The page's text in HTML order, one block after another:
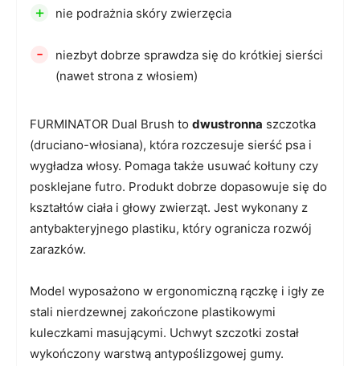
FURMINATOR Dual Brush to dwustronna szczotka
(druciano-włosiana), która rozczesuje sierść psa i
wygładza włosy. Pomaga także usuwać kołtuny czy
posklejane futro. Produkt dobrze dopasowuje się do
kształtów ciała i głowy zwierząt. Jest wykonany z
antybakteryjnego plastiku, który ogranicza rozwój
zarazków.
Model wyposażono w ergonomiczną rączkę i igły ze
stali nierdzewnej zakończone plastikowymi
kuleczkami masującymi. Uchwyt szczotki został
wykończony warstwą antypoślizgowej gumy.
+ nie podrażnia skóry zwierzęcia
-
niezbyt dobrze sprawdza się do krótkiej sierści
(nawet strona z włosiem)